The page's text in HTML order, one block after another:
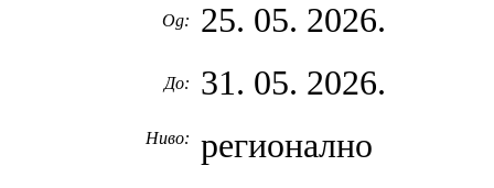
Од: 25. 05. 2026.
До: 31. 05. 2026.
Ниво: регионално